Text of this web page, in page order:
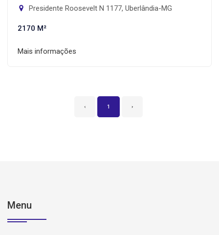
Presidente Roosevelt N 1177, Uberlândia-MG
2170 M²
Mais informações
‹ 1 ›
Menu